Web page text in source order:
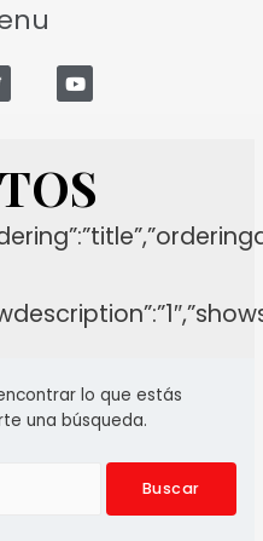
lo que estás
una búsqueda.